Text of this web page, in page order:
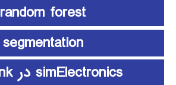
random forest
segmentation
simElectronics در Simulink